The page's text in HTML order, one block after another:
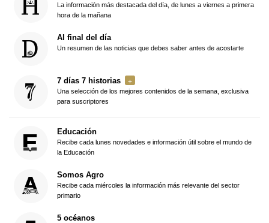
La información más destacada del día, de lunes a viernes a primera
hora de la mañana
Al final del día
Un resumen de las noticias que debes saber antes de acostarte
7 días 7 historias
Una selección de los mejores contenidos de la semana, exclusiva
para suscriptores
Educación
Recibe cada lunes novedades e información útil sobre el mundo de
la Educación
Somos Agro
Recibe cada miércoles la información más relevante del sector
primario
5 océanos